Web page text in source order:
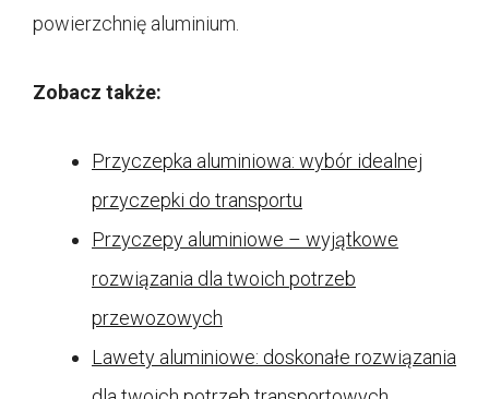
powierzchnię aluminium.
Zobacz także:
Przyczepka aluminiowa: wybór idealnej
przyczepki do transportu
Przyczepy aluminiowe – wyjątkowe
rozwiązania dla twoich potrzeb
przewozowych
Lawety aluminiowe: doskonałe rozwiązania